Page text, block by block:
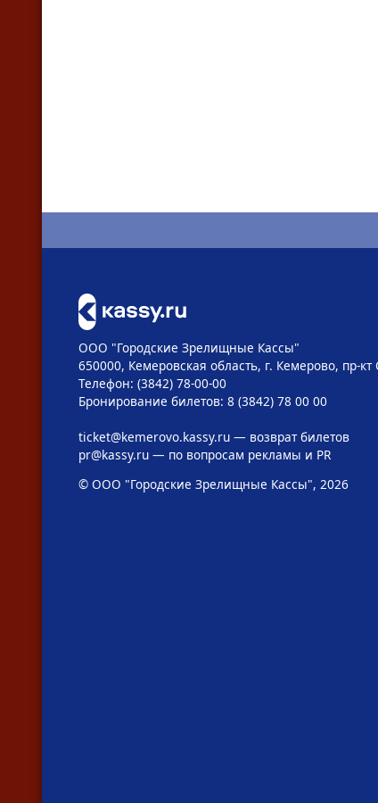
ООО "Городские Зрелищные Кассы"
650000, Кемеровская область, г. Кемерово, пр-
Телефон: (3842) 78-00-00
Бронирование билетов: 8 (3842) 78 00 00
ticket@kemerovo.kassy.ru— возврат билетов
pr@kassy.ru— по вопросам рекламы и PR
© ООО "Городские Зрелищные Кассы", 2026